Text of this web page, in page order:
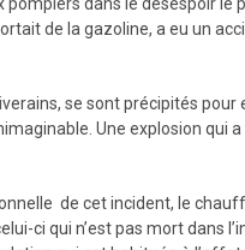
de la gazoline, a eu un
se sont précipités pour
Une explosion qui
de cet incident, le
ci qui n’est pas mort dans